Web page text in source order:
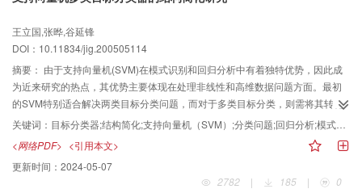
王立国,张晔,谷延锋
DOI：10.11834/jig.200505114
摘要： 由于支持向量机(SVM)在模式识别和回归分析中有着独特优势，因此成
为近来研究的热点，其优势主要体现在处理非线性和高维数据问题方面。最初
的SVM特别适合解决两类目标分类问题，而对于多类目标分类，则需将其转化
为多个两类目标分类问题，相应地即可构造多个两类目标子分类器，但由于这
种情况导致了分类器结构的过于复杂，从而导致判决速度的降低。为了快速地
进行分类．提出了一种简化结构的多类目标分类器，其不仅使得子分类器数目
大大减少，而且使分类速度明显提高；同时对其分类精度和复杂度进行了对比
关键词： 目标分类器;结构简化;支持向量机（SVM）;分类问题;回归分析;模式识别;高维数据;对比分析;分类精度;非线性;类速度;复杂度;优势
<网络PDF> <引用本文>
更新时间： 2024-05-07
2782
| 185 | 0